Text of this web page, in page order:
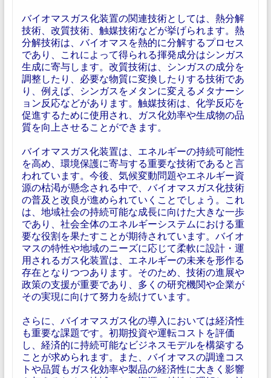
バイオマスガス化装置の関連技術としては、熱分解
技術、改質技術、触媒技術などが挙げられます。熱
分解技術は、バイオマスを熱的に分解するプロセス
であり、これによって得られる揮発成分はシンガス
生成に寄与します。改質技術は、シンガスの成分を
調整したり、必要な物質に変換したりする技術であ
り、例えば、シンガスをメタンに変えるメタナーシ
ョン反応などがあります。触媒技術は、化学反応を
促進するために使用され、ガス化効率や生成物の品
質を向上させることができます。
バイオマスガス化装置は、エネルギーの持続可能性
を高め、環境保護に寄与する重要な技術であると言
われています。今後、気候変動問題やエネルギー資
源の枯渇が懸念される中で、バイオマスガス化技術
の普及と改良が進められていくことでしょう。これ
は、地域社会の持続可能な成長に向けた大きな一歩
であり、社会全体のエネルギーシステムにおける重
要な役割を果たすことが期待されています。バイオ
マスの特性や地域のニーズに応じて柔軟に設計・運
用されるガス化装置は、エネルギーの未来を形作る
存在となりつつあります。そのため、技術の進展や
政策の支援が重要であり、多くの研究機関や企業が
その実現に向けて努力を続けています。
さらに、バイオマスガス化の導入においては経済性
も重要な課題です。初期投資や運転コストを評価
し、経済的に持続可能なビジネスモデルを構築する
ことが求められます。また、バイオマスの調達コス
トや品質もガス化効率や製品の経済性に大きく影響